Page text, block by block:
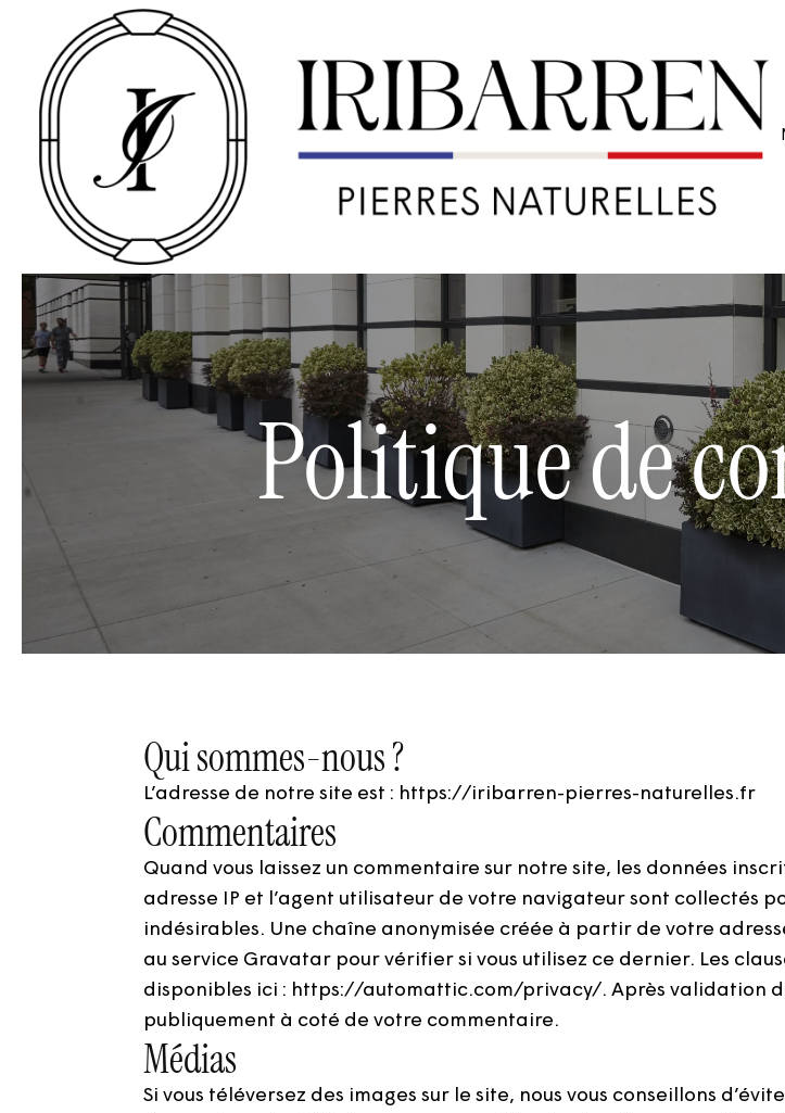
Politique de
Qui sommes-nous ?
L’adresse de notre site est : https://iribarren-pierres-naturelles.fr
Commentaires
Quand vous laissez un commentaire sur notre site, les données
adresse IP et l’agent utilisateur de votre navigateur sont collectés
indésirables. Une chaîne anonymisée créée à partir de votre
au service Gravatar pour vérifier si vous utilisez ce dernier. Les
disponibles ici : https://automattic.com/privacy/. Après validation
publiquement à coté de votre commentaire.
Médias
Si vous téléversez des images sur le site, nous vous conseillons